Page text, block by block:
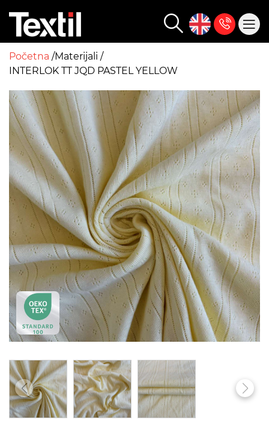
Početna Materijali
INTERLOK TT JQD PASTEL YELLOW